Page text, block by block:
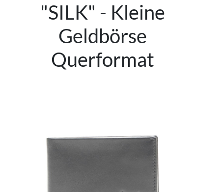
"SILK" - Kleine
Geldbörse
Querformat